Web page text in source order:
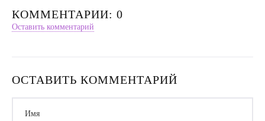
КОММЕНТАРИИ: 0
Оставить комментарий
ОСТАВИТЬ КОММЕНТАРИЙ
Имя